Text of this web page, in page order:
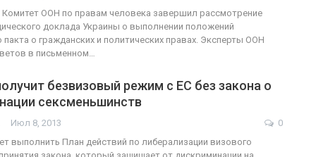
Комитет ООН по правам человека завершил рассмотрение
доклада Украины о выполнении положений
о гражданских и политических правах. Эксперты ООН
в письменном…
безвизовый режим с ЕС без закона о
сексменьшинств
Июл 8, 2013
0
выполнить План действий по либерализации визового